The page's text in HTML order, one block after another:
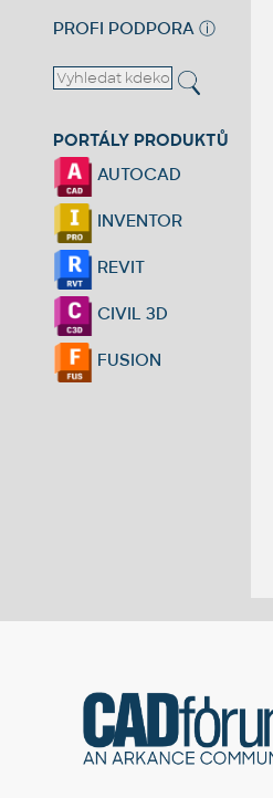
PROFI PODPORA ⓘ
PORTÁLY PRODUKTŮ
AUTOCAD
INVENTOR
REVIT
CIVIL 3D
FUSION